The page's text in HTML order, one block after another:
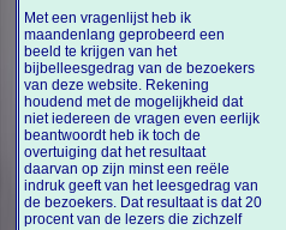
Met een vragenlijst heb ik
maandenlang geprobeerd een
beeld te krijgen van het
bijbelleesgedrag van de bezoekers
van deze website. Rekening
houdend met de mogelijkheid dat
niet iedereen de vragen even eerlijk
beantwoordt heb ik toch de
overtuiging dat het resultaat
daarvan op zijn minst een reële
indruk geeft van het leesgedrag van
de bezoekers. Dat resultaat is dat 20
procent van de lezers die zichzelf